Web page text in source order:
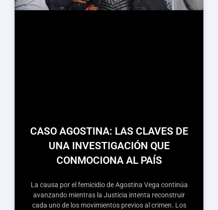
CASO AGOSTINA: LAS CLAVES DE
UNA INVESTIGACIÓN QUE
CONMOCIONA AL PAÍS
La causa por el femicidio de Agostina Vega continúa
avanzando mientras la Justicia intenta reconstruir
cada uno de los movimientos previos al crimen. Los